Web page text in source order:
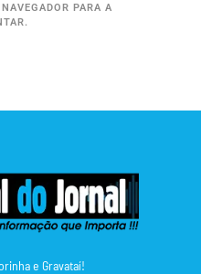
PARA A
e Gravataí!